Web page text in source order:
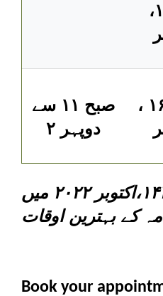
ماہِ ربیع الاول ۱۴۴۴،اکتوبر ۲۰۲۲ میں
کے بہترین اوقات
پیر ۱۷،
اتوار ۱۶ ،
صبح ۱۱ سے
دوپہر ۲
Book your